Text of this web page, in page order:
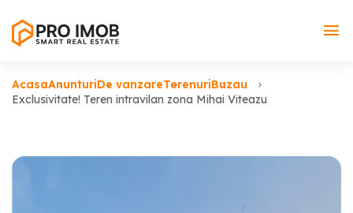
AcasaAnunturiDe vanzareTerenuriBuzau
Exclusivitate! Teren intravilan zona Mihai Viteazu